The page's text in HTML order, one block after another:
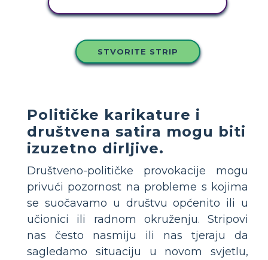
STVORITE STRIP
Političke karikature i
društvena satira mogu biti
izuzetno dirljive.
Društveno-političke provokacije mogu
privući pozornost na probleme s kojima
se suočavamo u društvu općenito ili u
učionici ili radnom okruženju. Stripovi
nas često nasmiju ili nas tjeraju da
sagledamo situaciju u novom svjetlu,